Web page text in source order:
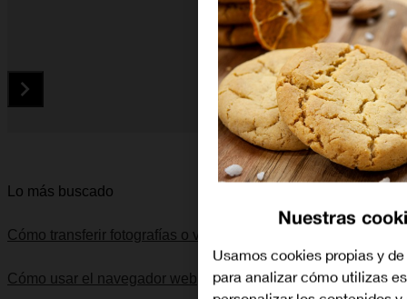
Diapositiva 1 de 5. Orange Dive 70 - Black - imagen 1
Lo más buscado
Cómo transferir fotografías o videoclips por Bluetooth
Cómo usar el navegador web
Nuestras
Usamos cookies propias y
para analizar cómo utilizas